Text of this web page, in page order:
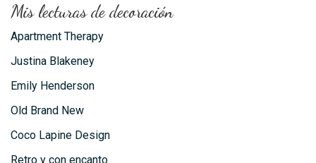
Mis lecturas de decoración
Apartment Therapy
Justina Blakeney
Emily Henderson
Old Brand New
Coco Lapine Design
Retro y con encanto